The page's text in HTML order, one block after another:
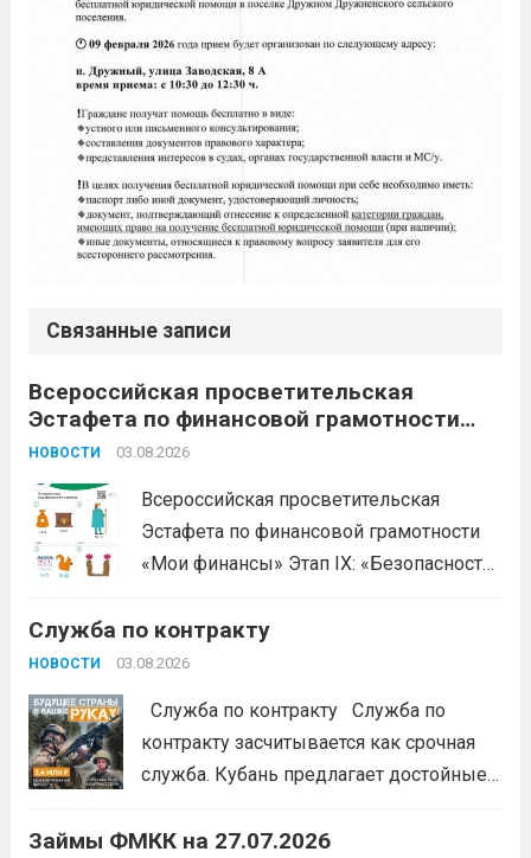
Связанные записи
Всероссийская просветительская
Эстафета по финансовой грамотности
«Мои финансы»
НОВОСТИ 03.08.2026
Всероссийская просветительская
Эстафета по финансовой грамотности
«Мои финансы» Этап IX: «Безопасность
портале: моифинансы.рф
#ЭстафетаМоиФинансы
Служба по контракту
НОВОСТИ 03.08.2026
Служба по контракту Служба по
контракту засчитывается как срочная
служба. Кубань предлагает достойные
защиту Отечества:
Займы ФМКК на 27.07.2026